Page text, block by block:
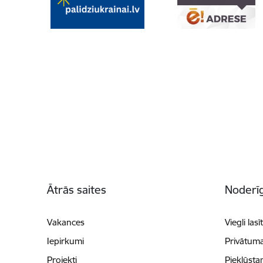
Ātrās saites
Vakances
Iepirkumi
Projekti
Viegli lasīt